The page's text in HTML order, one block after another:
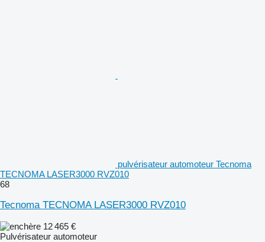
pulvérisateur automoteur Tecnoma
TECNOMA LASER3000 RVZ010
68
Tecnoma TECNOMA LASER3000 RVZ010
12 465 €
Pulvérisateur automoteur